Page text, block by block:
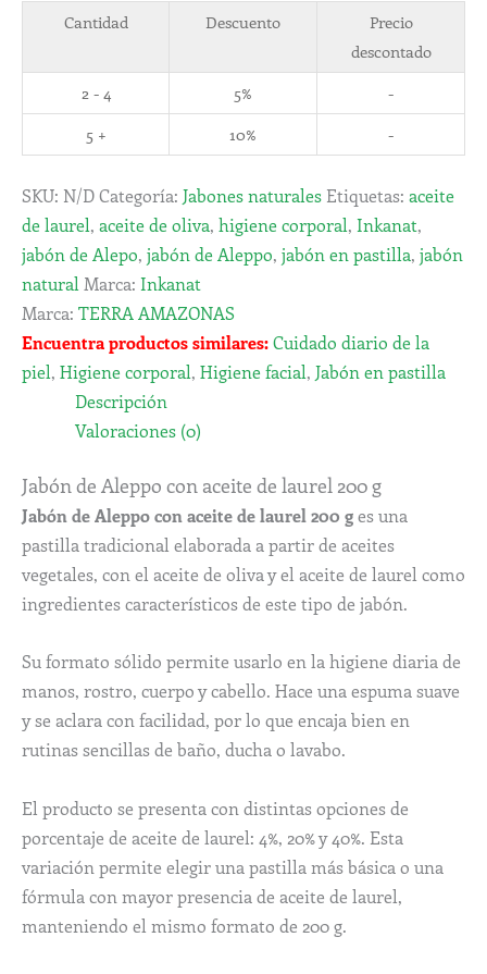
Cantidad Descuento
Precio
descontado
2 - 4
5%
-
5 +
10% -
SKU: N/DCategoría: Jabones naturales Etiquetas: aceite
de laurel, aceite de oliva, higiene corporal, Inkanat,
jabón de Alepo, jabón de Aleppo, jabón en pastilla, jabón
natural Marca: Inkanat
Marca: TERRA AMAZONAS
Encuentra productos similares:Cuidado diario de la
piel, Higiene corporal, Higiene facial, Jabón en pastilla
Descripción
Valoraciones (0)
Jabón de Aleppo con aceite de laurel 200 g
Jabón de Aleppo con aceite de laurel 200 ges una
pastilla tradicional elaborada a partir de aceites
vegetales, con el aceite de oliva y el aceite de laurel como
ingredientes característicos de este tipo de jabón.
Su formato sólido permite usarlo en la higiene diaria de
manos, rostro, cuerpo y cabello. Hace una espuma suave
y se aclara con facilidad, por lo que encaja bien en
rutinas sencillas de baño, ducha o lavabo.
El producto se presenta con distintas opciones de
porcentaje de aceite de laurel: 4%, 20% y 40%. Esta
variación permite elegir una pastilla más básica o una
fórmula con mayor presencia de aceite de laurel,
manteniendo el mismo formato de 200 g.